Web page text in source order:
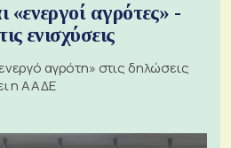
«ενεργοί αγρότες» -
ενισχύσεις
αγρότη» στις δηλώσεις
η ΑΑΔΕ